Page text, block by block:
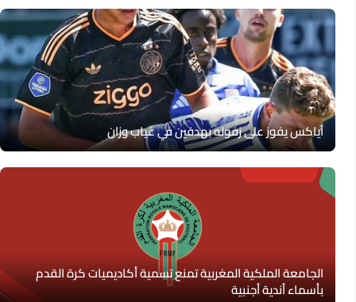
أياكس يفوز على زفوله بهدفين في غياب وزان
الجامعة الملكية المغربية تمنع تسمية أكاديميات كرة القدم
بأسماء أندية أجنبية